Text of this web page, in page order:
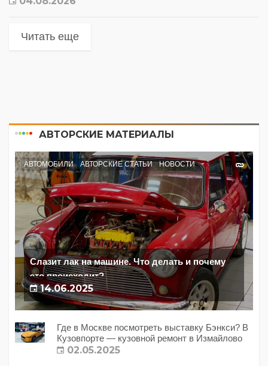
Читать еще
АВТОРСКИЕ МАТЕРИАЛЫ
АВТОМОБИЛИ АВТОРСКИЕ СТАТЬИ НОВОСТИ
Слазит лак на машине. Что делать и почему
это происходит?
14.06.2025
Где в Москве посмотреть выставку Бэнкси? В
Кузовпорте — кузовной ремонт в Измайлово
02.05.2025